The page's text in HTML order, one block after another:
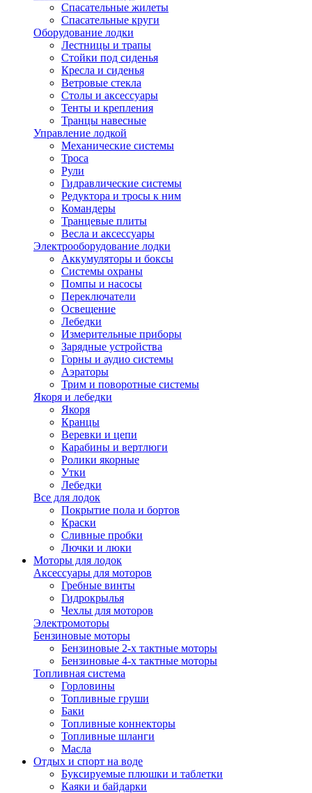
Спасательные жилеты
Спасательные круги
Оборудование лодки
Лестницы и трапы
Стойки под сиденья
Кресла и сиденья
Ветровые стекла
Столы и аксессуары
Тенты и крепления
Транцы навесные
Управление лодкой
Механические системы
Троса
Рули
Гидравлические системы
Редуктора и тросы к ним
Командеры
Транцевые плиты
Весла и аксессуары
Электрооборудование лодки
Аккумуляторы и боксы
Системы охраны
Помпы и насосы
Переключатели
Освещение
Лебедки
Измерительные приборы
Зарядные устройства
Горны и аудио системы
Аэраторы
Трим и поворотные системы
Якоря и лебедки
Якоря
Кранцы
Веревки и цепи
Карабины и вертлюги
Ролики якорные
Утки
Лебедки
Все для лодок
Покрытие пола и бортов
Краски
Сливные пробки
Лючки и люки
Моторы для лодок
Аксессуары для моторов
Гребные винты
Гидрокрылья
Чехлы для моторов
Электромоторы
Бензиновые моторы
Бензиновые 2-х тактные моторы
Бензиновые 4-х тактные моторы
Топливная система
Горловины
Топливные груши
Баки
Топливные коннекторы
Топливные шланги
Масла
Отдых и спорт на воде
Буксируемые плюшки и таблетки
Каяки и байдарки